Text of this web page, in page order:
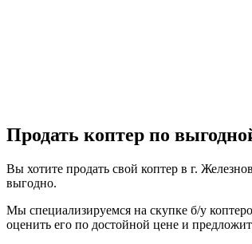
Продать коптер по
Вы хотите продать свой коптер в г.
выгодно.
Мы специализируемся на скупке б/у
оценить его по достойной цене и